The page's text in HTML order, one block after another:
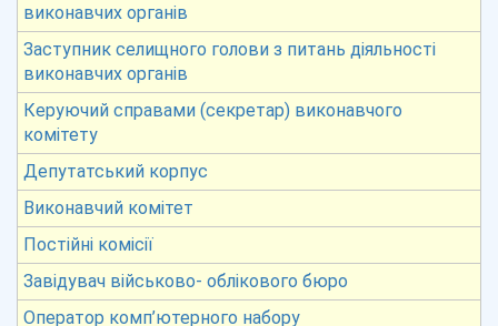
виконавчих органів
Заступник селищного голови з питань діяльності
виконавчих органів
Керуючий справами (секретар) виконавчого
комітету
Депутатський корпус
Виконавчий комітет
Постійні комісії
Завідувач військово- облікового бюро
Оператор комп’ютерного набору